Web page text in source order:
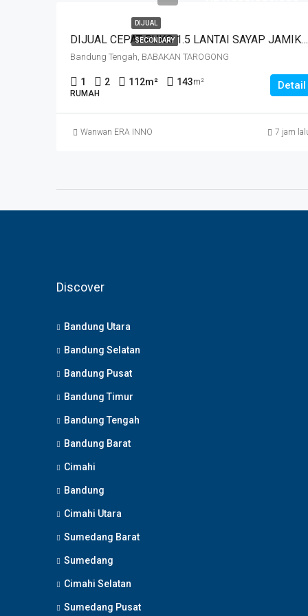
DIJUAL
SECONDARY DIJUAL CEPAT RUKO 1.5 LANTAI SAYAP JAMIKA MASUK HNYA 30 MTR DR JALAN MAIN ROAD JAMIKA HARGA MURAHHH. JL BABAKAN TAROGONG
Bandung Tengah, BABAKAN TAROGONG
1 2 112m² 143m²
RUMAH
Detail
Wanwan ERA INNO 7 jam
Discover
Bandung Utara
Bandung Selatan
Bandung Pusat
Bandung Timur
Bandung Tengah
Bandung Barat
Cimahi
Bandung
Cimahi Utara
Sumedang Barat
Sumedang
Cimahi Selatan
Sumedang Pusat